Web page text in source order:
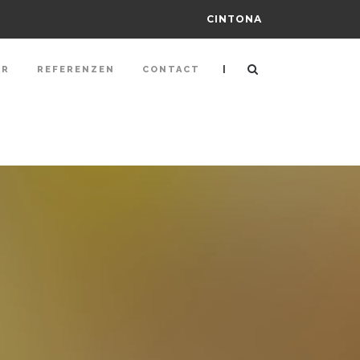
CINTONA
REFERENZEN CONTACT |